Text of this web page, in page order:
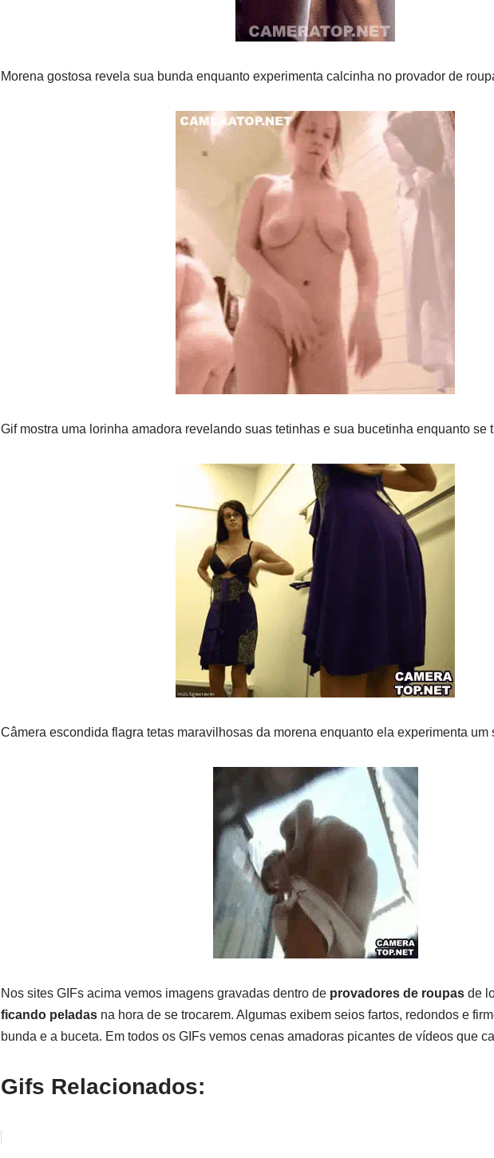
Morena gostosa revela sua bunda enquanto experimenta calcinha no provador de
Gif mostra uma lorinha amadora revelando suas tetinhas e sua bucetinha enquanto se
Câmera escondida flagra tetas maravilhosas da morena enquanto ela experimenta um
Nos sites GIFs acima vemos imagens gravadas dentro deprovadores de roupasde
ficando peladasna hora de se trocarem. Algumas exibem seios fartos, redondos e
bunda e a buceta. Em todos os GIFs vemos cenas amadoras picantes de vídeos que
Gifs Relacionados: